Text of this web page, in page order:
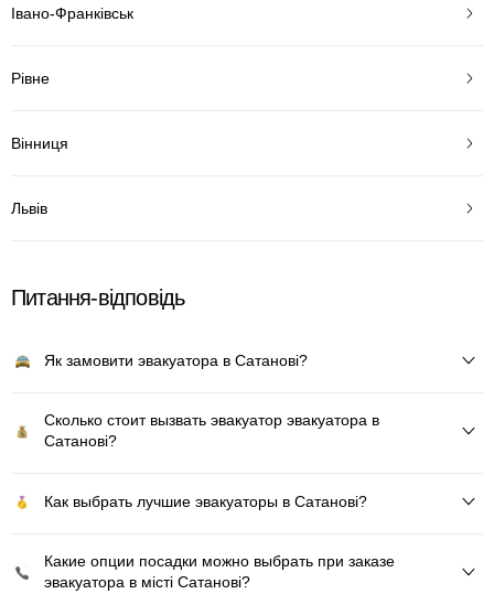
Івано-Франківськ
Рівне
Вінниця
Львів
Питання-відповідь
Як замовити эвакуатора в Сатанові?
Сколько стоит вызвать эвакуатор эвакуатора в
Сатанові?
Как выбрать лучшие эвакуаторы в Сатанові?
Какие опции посадки можно выбрать при заказе
эвакуатора в місті Сатанові?